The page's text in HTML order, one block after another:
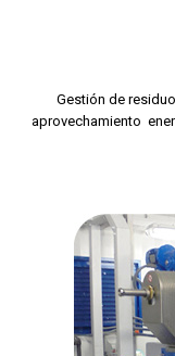
Gestión de
aprovechamiento